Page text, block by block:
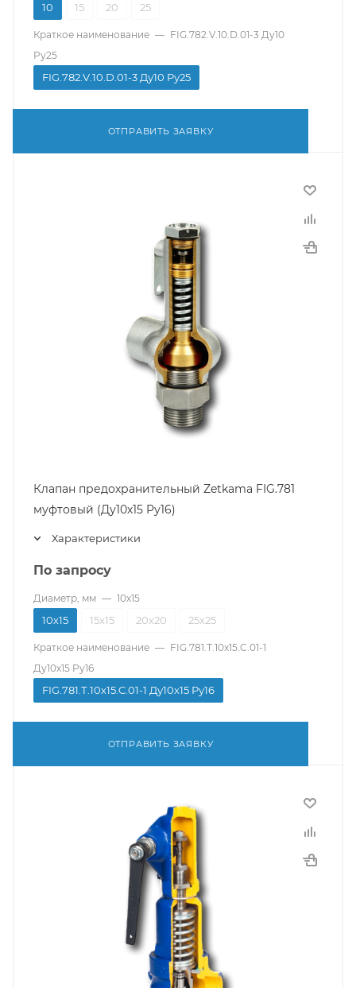
10 15 20 25
Краткое наименование — FIG.782.V.10.D.01-3 Ду10
Pу25
FIG.782.V.10.D.01-3 Ду10 Pу25
ОТПРАВИТЬ ЗАЯВКУ
Клапан предохранительный Zetkama FIG.781
муфтовый (Ду10х15 Pу16)
Характеристики
По запросу
Диаметр, мм — 10х15
10х15 15х15 20х20 25х25
Краткое наименование — FIG.781.Т.10х15.C.01-1
Ду10x15 Pу16
FIG.781.Т.10х15.C.01-1 Ду10x15 Pу16
ОТПРАВИТЬ ЗАЯВКУ